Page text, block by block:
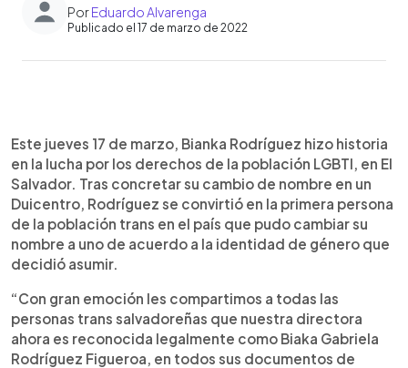
PorEduardo Alvarenga
Publicado el 17 de marzo de 2022
Escuchar artículo
Este jueves 17 de marzo, Bianka Rodríguez hizo historia
en la lucha por los derechos de la población LGBTI, en El
Salvador. Tras concretar su cambio de nombre en un
Duicentro, Rodríguez se convirtió en la primera persona
de la población trans en el país que pudo cambiar su
nombre a uno de acuerdo a la identidad de género que
decidió asumir.
“Con gran emoción les compartimos a todas las
personas trans salvadoreñas que nuestra directora
ahora es reconocida legalmente como Biaka Gabriela
Rodríguez Figueroa, en todos sus documentos de